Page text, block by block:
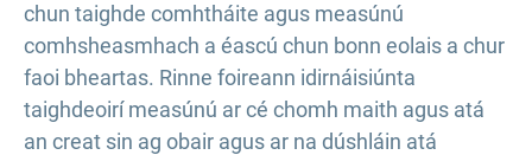
chun taighde comhtháite agus measúnú
comhsheasmhach a éascú chun bonn eolais a chur
faoi bheartas. Rinne foireann idirnáisiúnta
taighdeoirí measúnú ar cé chomh maith agus atá
an creat sin ag obair agus ar na dúshláin atá